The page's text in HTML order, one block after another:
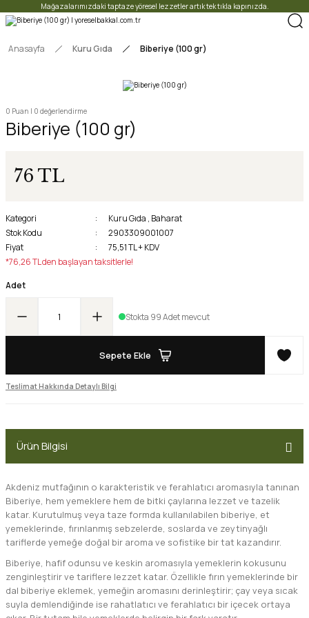
Mağazalarımızdaki taptaze yöresel lezzetler artık tek tıkla kapınızda.
Anasayfa Kuru Gıda Biberiye (100 gr)
0 Puan | 0 değerlendirme
Biberiye (100 gr)
76 TL
Kategori Kuru Gıda , Baharat
Stok Kodu
2903309001007
Fiyat
75,51 TL + KDV
*76,26 TL den başlayan taksitlerle!
Adet
Stokta 99 Adet mevcut
Sepete Ekle
Teslimat Hakkında Detaylı Bilgi
Ürün Bilgisi
Akdeniz mutfağının o karakteristik ve ferahlatıcı aromasıyla tanınan
Biberiye, hem yemeklere hem de bitki çaylarına lezzet ve tazelik
katar. Kurutulmuş veya taze formda kullanılabilen biberiye, et
yemeklerinde, fırınlanmış sebzelerde, soslarda ve zeytinyağlı
tariflerde yemeğe doğal bir aroma ve sofistike bir tat kazandırır.
Biberiye, hafif odunsu ve keskin aromasıyla yemeklerin kokusunu
zenginleştirir ve tariflere lezzet katar. Özellikle fırın yemeklerinde bir
dal biberiye eklemek, yemeğin aromasını derinleştirir; çay veya sıcak
suyla demlendiğinde ise rahatlatıcı ve ferahlatıcı bir içecek ortaya